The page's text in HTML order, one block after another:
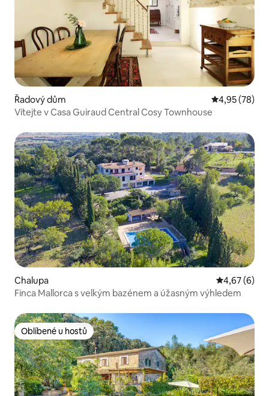
Řadový dům Průměrné
4,95 (78)
Vítejte v Casa Guiraud Central Cosy Townhouse
Chalupa Průměrné
4,67 (6)
Finca Mallorca s velkým bazénem a úžasným výhledem
Oblíbené u hostů
Oblíbené u hostů